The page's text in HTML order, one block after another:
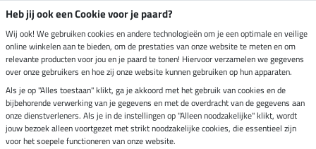
Verzending per
Veilig betalen met
Impressum
Heb jij ook een Cookie voor je paard?
Wij ook! We gebruiken cookies en andere technologieën om je een optimale en veilige
online winkelen aan te bieden, om de prestaties van onze website te meten en om
relevante producten voor jou en je paard te tonen! Hiervoor verzamelen we gegevens
over onze gebruikers en hoe zij onze website kunnen gebruiken op hun apparaten.
Als je op "Alles toestaan" klikt, ga je akkoord met het gebruik van cookies en de
bijbehorende verwerking van je gegevens en met de overdracht van de gegevens aan
onze dienstverleners. Als je in de instellingen op "Alleen noodzakelijke" klikt, wordt
jouw bezoek alleen voortgezet met strikt noodzakelijke cookies, die essentieel zijn
voor het soepele functioneren van onze website.